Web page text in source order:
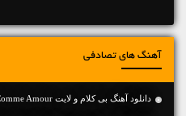
آهنگ های تصادفی
دانلود آهنگ بی کلام و لایت A Comme Amour اثری از ریچارد کلایدرمن